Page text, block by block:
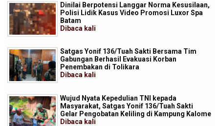
Dinilai Berpotensi Langgar Norma Kesusilaan,
Polisi Lidik Kasus Video Promosi Luxor Spa
Batam
Dibaca kali
Satgas Yonif 136/Tuah Sakti Bersama Tim
Gabungan Berhasil Evakuasi Korban
Penembakan di Tolikara
Dibaca kali
Wujud Nyata Kepedulian TNI kepada
Masyarakat, Satgas Yonif 136/Tuah Sakti
Gelar Pengobatan Keliling di Kampung Kalome
Dibaca kali